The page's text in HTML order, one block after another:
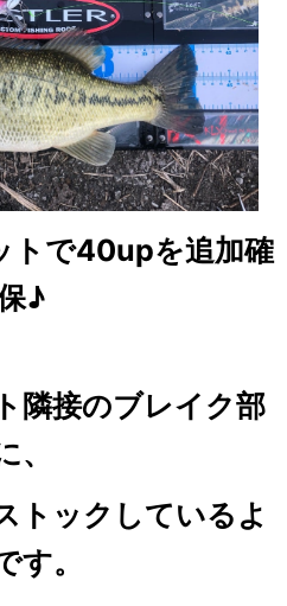
トで40upを追加確
♪
隣接のブレイク部
、
トックしているよ
す。